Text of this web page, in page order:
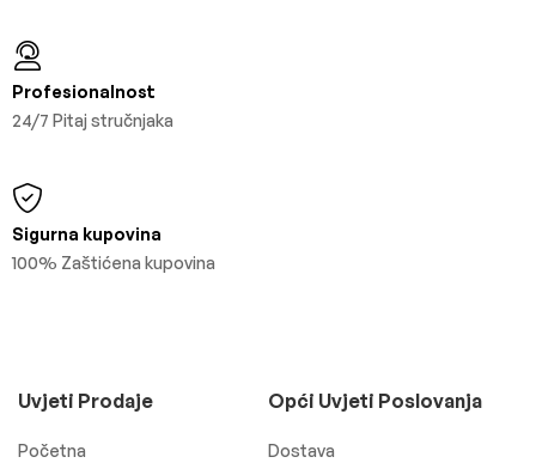
Profesionalnost
24/7 Pitaj stručnjaka
Sigurna kupovina
100% Zaštićena kupovina
Uvjeti Prodaje
Početna
Opći Uvjeti Poslovanja
Dostava